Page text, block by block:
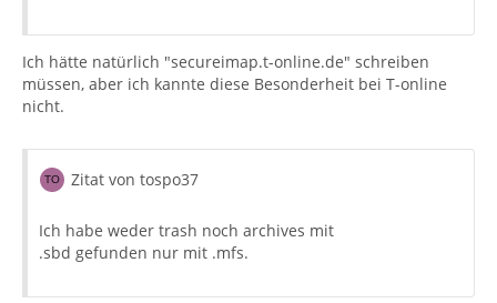
Ich hätte natürlich "secureimap.t-online.de" schreiben
müssen, aber ich kannte diese Besonderheit bei T-online
nicht.
Zitat von tospo37
Ich habe weder trash noch archives mit
.sbd gefunden nur mit .mfs.